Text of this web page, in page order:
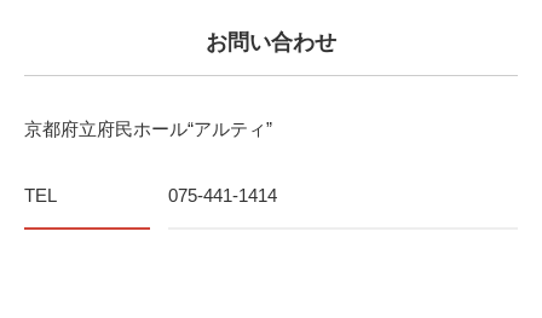
お問い合わせ
京都府立府民ホール“アルティ”
TEL 075-441-1414